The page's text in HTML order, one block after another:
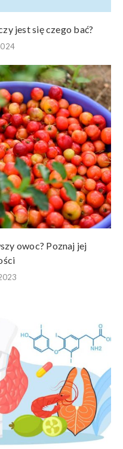
jest się czego bać?
owoc? Poznaj jej